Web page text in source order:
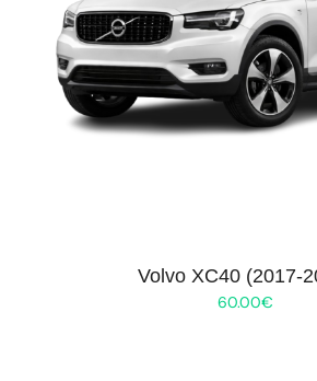
Volvo XC40 (2017-
60.00€